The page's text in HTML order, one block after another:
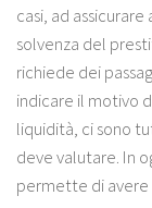
casi, ad
solvenza del
richiede dei
indicare il motivo
liquidità, ci sono
deve valutare. In
permette di avere